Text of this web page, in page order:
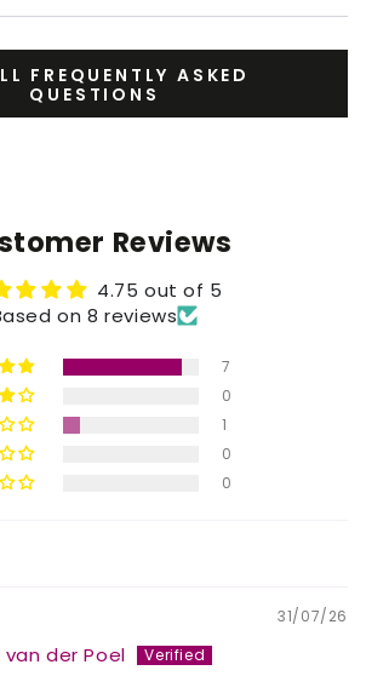
FREQUENTLY ASKED
QUESTIONS
Reviews
4.75 out of 5
on 8 reviews
7
0
1
0
0
31/07/26
der Poel